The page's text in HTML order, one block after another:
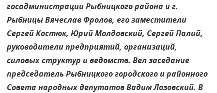
госадминистрации Рыбницкого района и г.
Рыбницы Вячеслав Фролов, его заместители
Сергей Костюк, Юрий Молдовский, Сергей Палий,
руководители предприятий, организаций,
силовых структур и ведомств. Вел заседание
председатель Рыбницкого городского и районного
Совета народных депутатов Вадим Лозовский. В